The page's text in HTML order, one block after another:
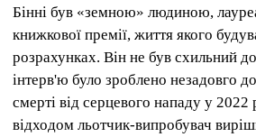
Бінні був «земною» людиною,
книжкової премії, життя якого
розрахунках. Він не був схильний
інтерв'ю було зроблено незадовго
смерті від серцевого нападу у
відходом льотчик-випробувач